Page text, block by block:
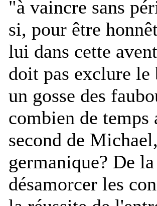
"à vaincre sans
si, pour être
lui dans cette
doit pas exclure
un gosse des
combien de
second de
germanique? De
désamorcer les